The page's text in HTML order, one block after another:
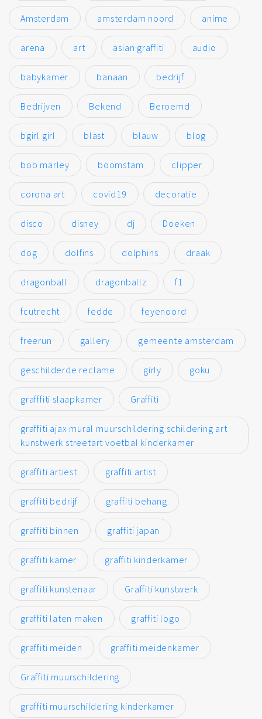
Amsterdam amsterdam noord anime
arena art asian graffiti audio
babykamer banaan bedrijf
Bedrijven Bekend Beroemd
bgirl girl blast blauw blog
bob marley boomstam clipper
corona art covid19 decoratie
disco disney dj Doeken
dog dolfins dolphins draak
dragonball dragonballz f1
fcutrecht fedde feyenoord
freerun gallery gemeente amsterdam
geschilderde reclame girly goku
grafffiti slaapkamer Graffiti
graffiti ajax mural muurschildering schildering art
kunstwerk streetart voetbal kinderkamer
graffiti artiest graffiti artist
graffiti bedrijf graffiti behang
graffiti binnen graffiti japan
graffiti kamer graffiti kinderkamer
graffiti kunstenaar Graffiti kunstwerk
graffiti laten maken graffiti logo
graffiti meiden graffiti meidenkamer
Graffiti muurschildering
graffiti muurschildering kinderkamer